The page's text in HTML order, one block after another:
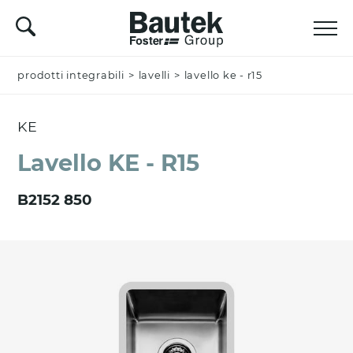
prodotti integrabili > lavelli > lavello ke - r15
KE
Lavello KE - R15
B2152 850
Nominativo *
Azienda